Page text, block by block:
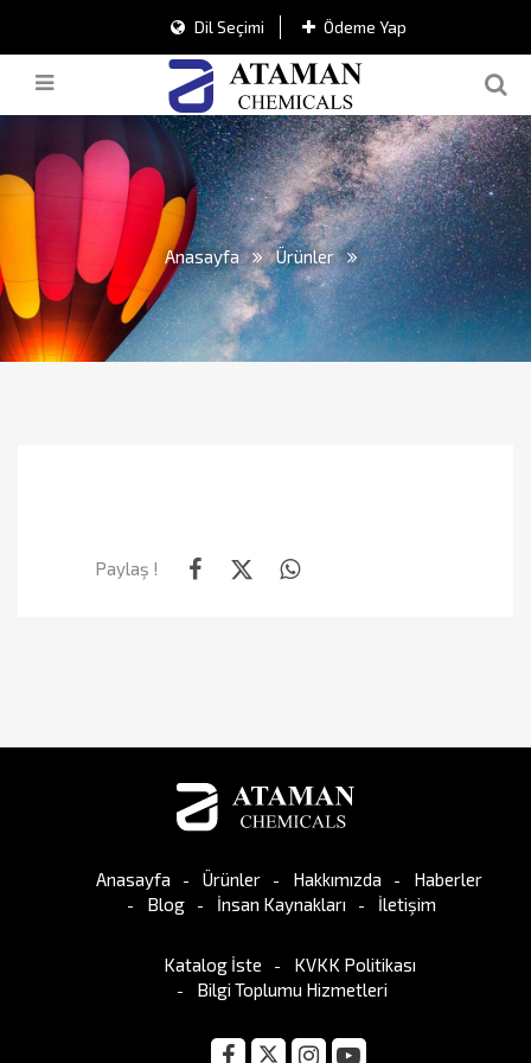
Dil Seçimi Ödeme Yap
Anasayfa Ürünler
Paylaş !
Anasayfa Ürünler Hakkımızda
Haberler
Blog
İnsan Kaynakları İletişim
Katalog İste
KVKK Politikası
Bilgi Toplumu Hizmetleri